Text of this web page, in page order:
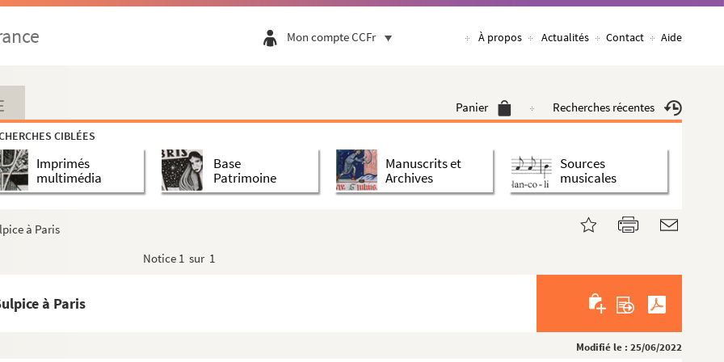
Mon compte CCFr À propos Actualités Contact Aide
Panier Recherches récentes
CIBLÉES
Imprimés
multimédia
Base
Patrimoine
Manuscrits et
Archives
Sources
musicales
à Paris
Notice 1 sur 1
à Paris
Modifié le : 25/06/2022
achetés
travaux autour
posthumes rendus àFénelon
de Salignac La Mothe Fénelon, petit-neveu d...